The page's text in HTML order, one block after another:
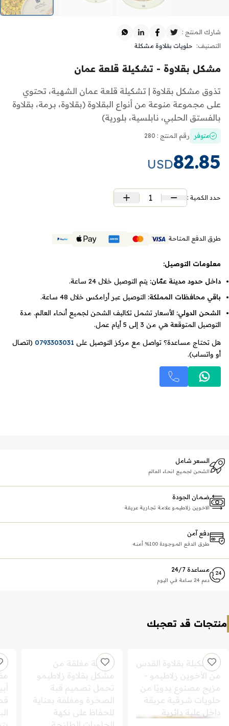
التصنيف: حلويات بقلاوة مشكلة
شارك المنتج :
مشكل بقلاوة - تشكيلة قلعة عمان
تذوق مشكل بقلاوة | تشكيلة قلعة عمان الشهية، تحتوي
على مجموعة منوعة من أنواع البقلاوة (بقلاوة، برمة، بقلاوة
بالفستق الحلبي، نابلسية، بلورية)
متوفر رقم المنتج : 280
82.85
USD
حدد الكمية : 1
طرق الدفع المتاحة
معلومات التوصيل:
داخل حدود مدينة عمّان: يتم التوصيل خلال 24 ساعة.
باقي محافظات المملكة: التوصيل عبر أرامكس خلال 48 ساعة.
الشحن الدولي: الأسعار تشمل تكاليف الشحن لجميع أنحاء العالم. مدة
التوصيل المتوقعة هي من 3 إلى 5 أيام عمل.
هل تحتاج مساعدة؟ تواصل مع مركز التوصيل على 0793303031 (اتصال
أو واتساب).
السعر شامل
الشحن لجميع انحاء العالم
ضمان الجودة
الاخوين زلاطيمو علامة تجارية عريقة
دفع آمن
طرق الدفع الموجودة 100% أمنه
مساعدة 24/7
دعم 24 ساعة في اليوم
منتجات قد تعجبك